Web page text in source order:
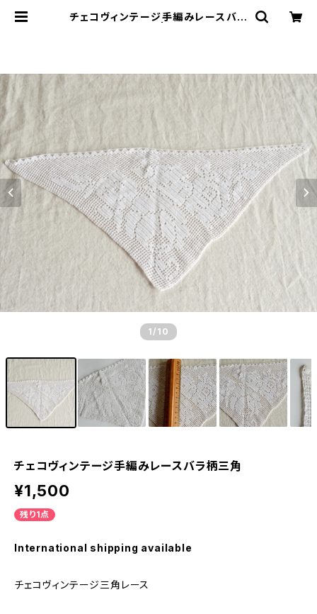
チェコヴィンテージ手編みレースバラ
1 /10
チェコヴィンテージ手編みレースバラ柄三角
¥1,500
残り1点
International shipping available
チェコヴィンテージ三角レース